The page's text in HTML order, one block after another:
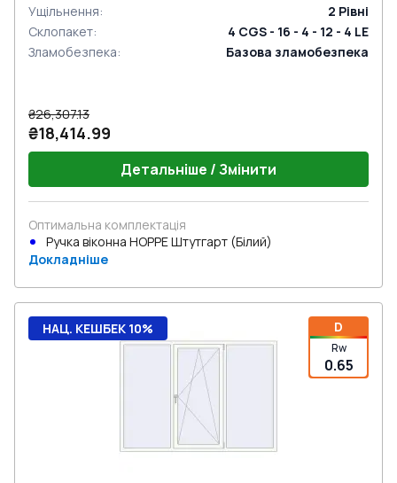
Ущільнення: 2 Рівні
Склопакет:
4 CGS - 16 - 4 - 12 - 4 LE
Зламобезпека: Базова зламобезпека
₴26,307.13
₴18,414.99
Детальніше / Змінити
Оптимальна комплектація
Ручка віконна HOPPE Штутгарт (Білий)
Докладніше
D
Rw
0.65
НАЦ. КЕШБЕК 10%